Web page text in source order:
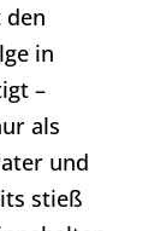
den
in
–
als
und
stieß